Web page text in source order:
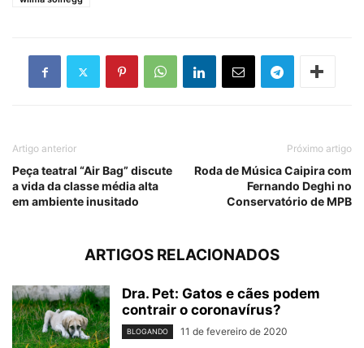
Artigo anterior
Peça teatral “Air Bag” discute
a vida da classe média alta
em ambiente inusitado
Próximo artigo
Roda de Música Caipira com
Fernando Deghi no
Conservatório de MPB
ARTIGOS RELACIONADOS
Dra. Pet: Gatos e cães podem
contrair o coronavírus?
BLOGANDO 11 de fevereiro de 2020